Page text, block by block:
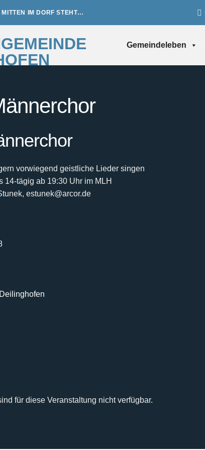
IM DORF STEHT…
Gemeindeleben
vorwiegend geistliche Lieder singen
14-tägig ab 19:30 Uhr im MLH
estunek@arcor.de
für diese Veranstaltung nicht verfügbar.